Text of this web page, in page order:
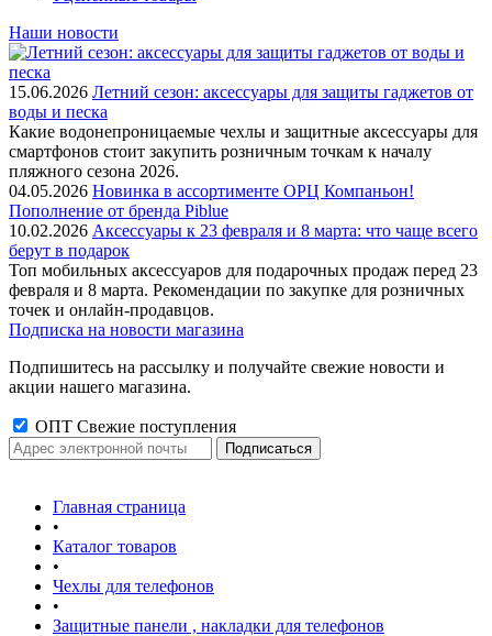
Наши новости
15.06.2026 Летний сезон: аксессуары для защиты гаджетов от
воды и песка
Какие водонепроницаемые чехлы и защитные аксессуары для
смартфонов стоит закупить розничным точкам к началу
пляжного сезона 2026.
04.05.2026 Новинка в ассортименте OРЦ Компаньон!
Пополнение от бренда Piblue
10.02.2026 Аксессуары к 23 февраля и 8 марта: что чаще всего
берут в подарок
Топ мобильных аксессуаров для подарочных продаж перед 23
февраля и 8 марта. Рекомендации по закупке для розничных
точек и онлайн-продавцов.
Подписка на новости магазина
Подпишитесь на рассылку и получайте свежие новости и
акции нашего магазина.
ОПТ Свежие поступления
Главная страница
•
Каталог товаров
•
Чехлы для телефонов
•
Защитные панели , накладки для телефонов